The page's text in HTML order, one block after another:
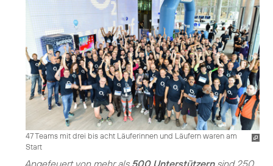
47 Teams mit drei bis acht Läuferinnen und Läufern waren am
Start
Angefeuert von mehr als 500 Unterstützernsind 250